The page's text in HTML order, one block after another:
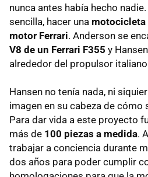
nunca antes había hecho
sencilla, hacer una motocicleta
motor Ferrari. Anderson se
V8 de un Ferrari F355 y
alrededor del propulsor
Hansen no tenía nada, ni
imagen en su cabeza de
Para dar vida a este proyecto
más de 100 piezas a medida.
trabajar a conciencia durante
dos años para poder cumplir